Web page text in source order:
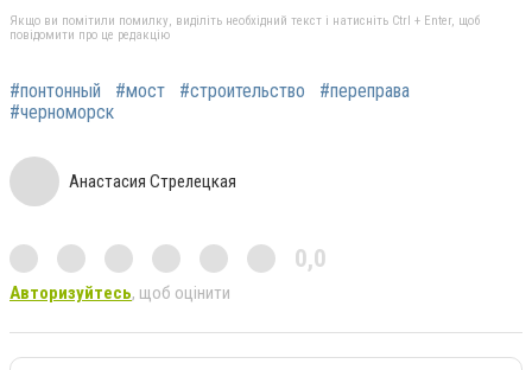
Якщо ви помітили помилку, виділіть необхідний текст і натисніть Ctrl + Enter, щоб
повідомити про це редакцію
#понтонный #мост #строительство
#переправа
#черноморск
Анастасия Стрелецкая
0,0
Авторизуйтесь, щоб оцінити